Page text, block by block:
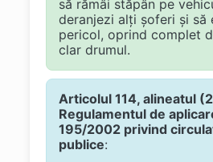
să rămâi stăpân pe
deranjezi alți șoferi și să
pericol, oprind complet
clar drumul.
Articolul 114, alineatul
Regulamentul de
195/2002 privind
publice: